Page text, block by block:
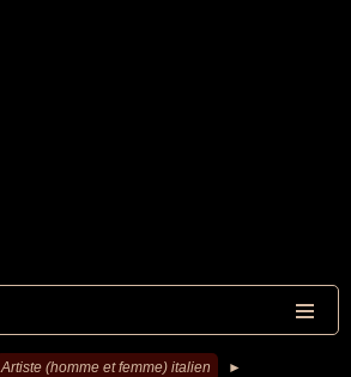
Artiste (homme et femme) italien ►